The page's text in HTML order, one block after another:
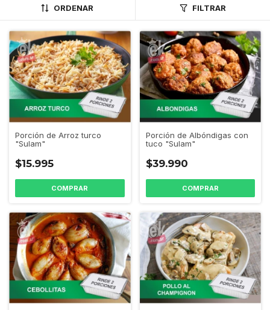
ORDENAR FILTRAR
Porción de Arroz turco
"Sulam"
$15.995
Porción de Albóndigas con
tuco "Sulam"
$39.990